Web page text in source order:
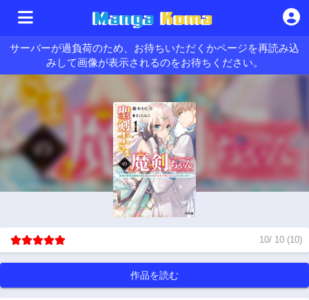
サーバーが過負荷のため、お待ちいただくかページを再読み込
みして画像が表示されるのをお待ちください。
10/ 10 (10)
作品を読む